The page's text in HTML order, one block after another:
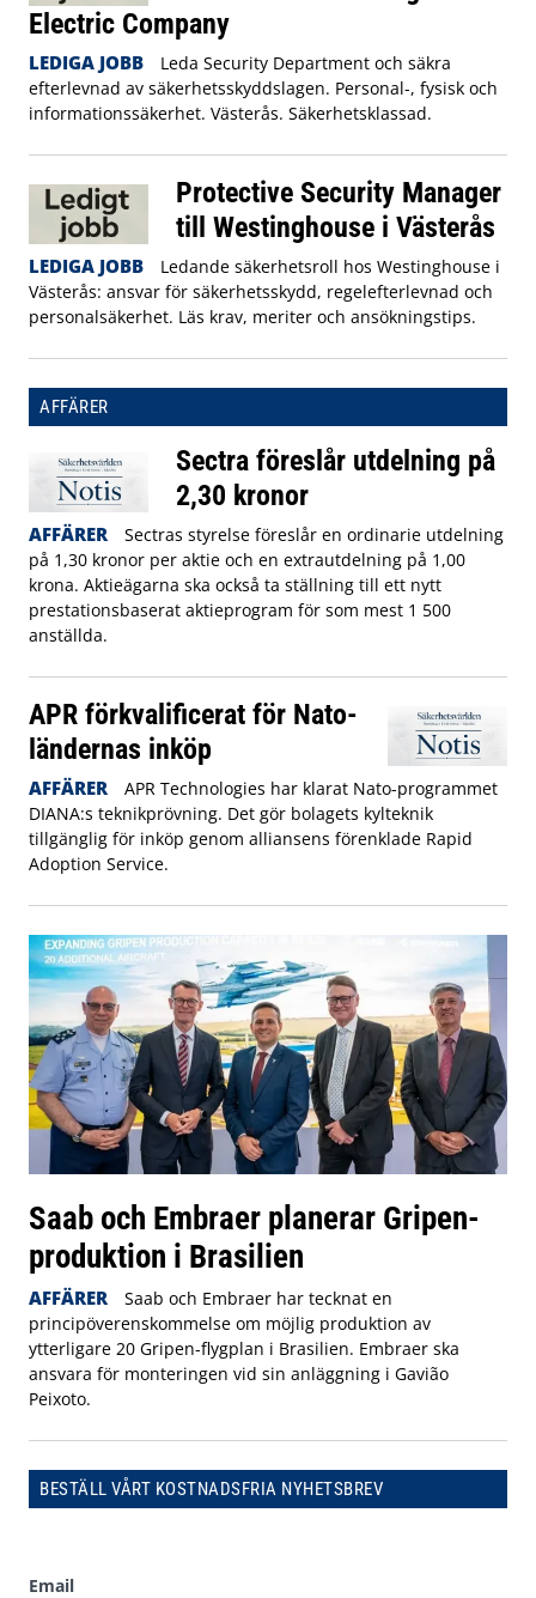
Electric Company
LEDIGA JOBB
Leda Security Department och säkra
efterlevnad av säkerhetsskyddslagen. Personal-, fysisk och
informationssäkerhet. Västerås. Säkerhetsklassad.
Protective Security Manager
till Westinghouse i Västerås
LEDIGA JOBB
Ledande säkerhetsroll hos Westinghouse i
Västerås: ansvar för säkerhetsskydd, regelefterlevnad och
personalsäkerhet. Läs krav, meriter och ansökningstips.
AFFÄRER
Sectra föreslår utdelning på
2,30 kronor
AFFÄRER
Sectras styrelse föreslår en ordinarie utdelning
på 1,30 kronor per aktie och en extrautdelning på 1,00
krona. Aktieägarna ska också ta ställning till ett nytt
prestationsbaserat aktieprogram för som mest 1 500
anställda.
APR förkvalificerat för Nato-
ländernas inköp
AFFÄRER
APR Technologies har klarat Nato-programmet
DIANA:s teknikprövning. Det gör bolagets kylteknik
tillgänglig för inköp genom alliansens förenklade Rapid
Adoption Service.
Saab och Embraer planerar Gripen-
produktion i Brasilien
AFFÄRER
Saab och Embraer har tecknat en
principöverenskommelse om möjlig produktion av
ytterligare 20 Gripen-flygplan i Brasilien. Embraer ska
ansvara för monteringen vid sin anläggning i Gavião
Peixoto.
BESTÄLL VÅRT KOSTNADSFRIA NYHETSBREV
Email